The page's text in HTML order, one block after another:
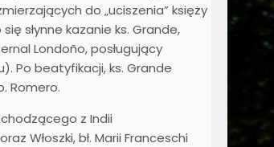
do „uciszenia” księży
słynne kazanie ks. Grande,
Londoño, posługujący
Po beatyfikacji, ks. Grande
Romero.
z Indii
Włoszki, bł. Marii Franceschi